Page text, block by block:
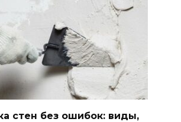
стен без ошибок: виды,